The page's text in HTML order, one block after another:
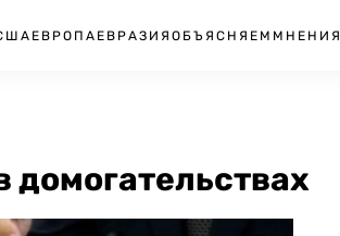
ЕВРОПА ЕВРАЗИЯ ОБЪЯСНЯЕМ МНЕНИЯ
домогательствах